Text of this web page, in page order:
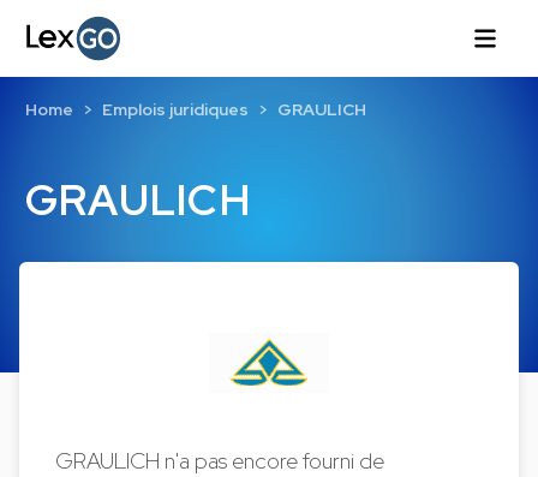
GRAULICH
Home Emplois juridiques GRAULICH
GRAULICH n'a pas encore fourni de